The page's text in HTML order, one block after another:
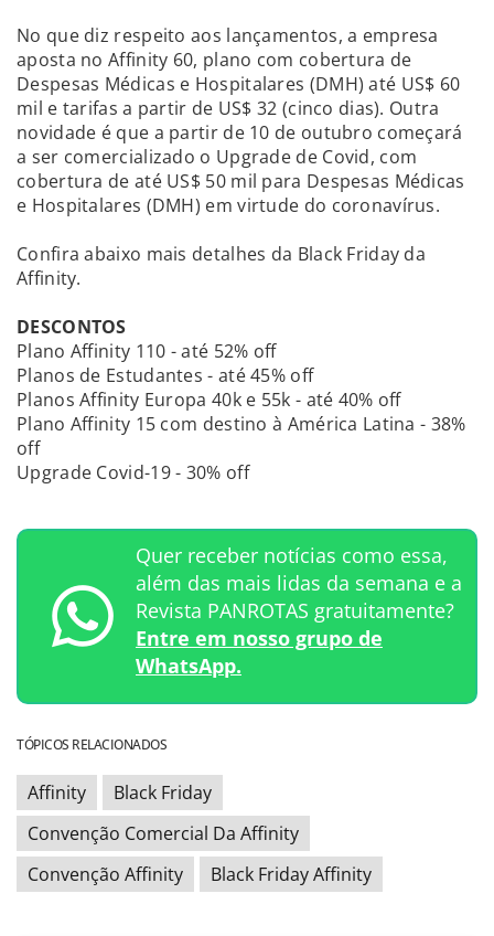
No que diz respeito aos lançamentos, a empresa
aposta no Affinity 60, plano com cobertura de
Despesas Médicas e Hospitalares (DMH) até US$ 60
mil e tarifas a partir de US$ 32 (cinco dias). Outra
novidade é que a partir de 10 de outubro começará
a ser comercializado o Upgrade de Covid, com
cobertura de até US$ 50 mil para Despesas Médicas
e Hospitalares (DMH) em virtude do coronavírus.
Confira abaixo mais detalhes da Black Friday da
Affinity.
DESCONTOS
Plano Affinity 110 - até 52% off
Planos de Estudantes - até 45% off
Planos Affinity Europa 40k e 55k - até 40% off
Plano Affinity 15 com destino à América Latina - 38%
off
Upgrade Covid-19 - 30% off
Quer receber notícias como essa,
além das mais lidas da semana e a
Revista PANROTAS gratuitamente?
Entre em nosso grupo de
WhatsApp.
TÓPICOS RELACIONADOS
Affinity
Black Friday
Convenção Comercial Da Affinity
Convenção Affinity
Black Friday Affinity